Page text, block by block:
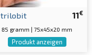
11€
trilobit
85 gramm | 75x45x20 mm
Produkt anzeigen